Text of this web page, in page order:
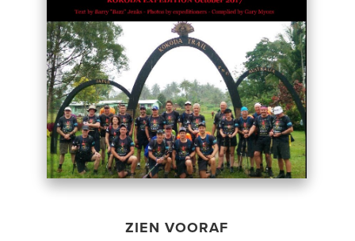
ZIEN VOORAF